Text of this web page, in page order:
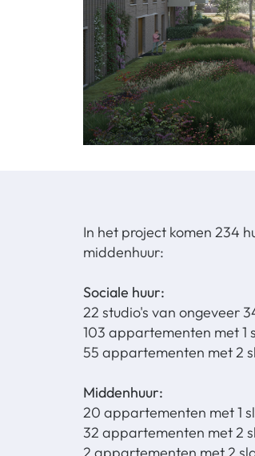
In het project komen 234
middenhuur:
Sociale huur:
22 studio's van ongeveer
103 appartementen met
55 appartementen met 2
Middenhuur:
20 appartementen met 1
32 appartementen met 2
2 appartementen met 2